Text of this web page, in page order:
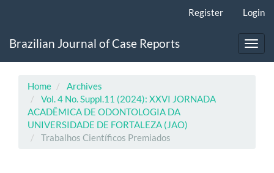
Content
Register Login
Brazilian Journal of Case Reports
Home
Archives
Vol. 4 No. Suppl.11 (2024): XXVI JORNADA
ACADÊMICA DE ODONTOLOGIA DA
UNIVERSIDADE DE FORTALEZA (JAO)
Trabalhos Científicos Premiados